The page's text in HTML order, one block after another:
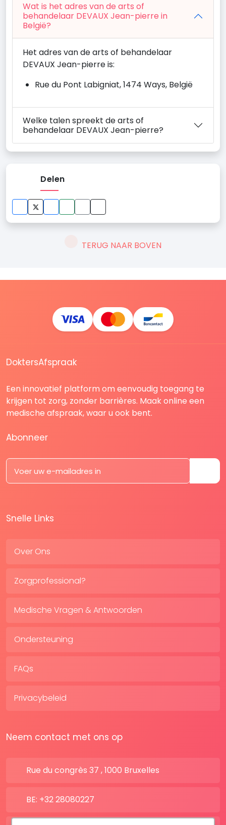
Wat is het adres van de arts of
behandelaar DEVAUX Jean-pierre in
België?
Het adres van de arts of behandelaar
DEVAUX Jean-pierre is:
Rue du Pont Labigniat, 1474 Ways, België
Welke talen spreekt de arts of
behandelaar DEVAUX Jean-pierre?
Delen
TERUG NAAR BOVEN
DoktersAfspraak
Een innovatief platform om eenvoudig toegang te
krijgen tot zorg, zonder barrières. Maak online een
medische afspraak, waar u ook bent.
Abonneer
Snelle Links
Over Ons
Zorgprofessional?
Medische Vragen & Antwoorden
Ondersteuning
FAQs
Privacybeleid
Neem contact met ons op
Rue du congrès 37 , 1000 Bruxelles
BE: +32 28080227